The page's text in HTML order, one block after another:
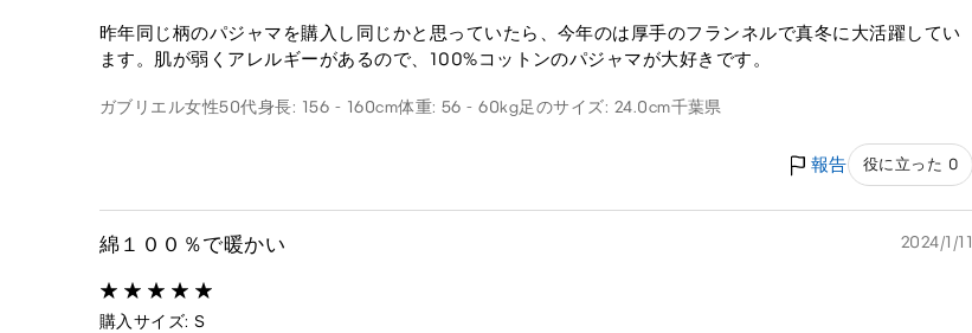
昨年同じ柄のパジャマを購入し同じかと思っていたら、今年のは厚手のフランネルで真冬に大活躍してい
ます。肌が弱くアレルギーがあるので、100%コットンのパジャマが大好きです。
ガブリエル女性50代身長: 156 - 160cm体重: 56 - 60kg足のサイズ: 24.0cm千葉県
報告 役に立った 0
綿１００％で暖かい 2024/1/11
購入サイズ: S